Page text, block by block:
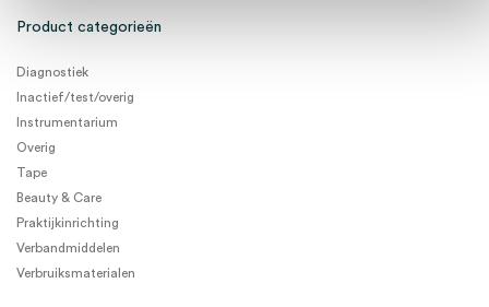
Product categorieën
Diagnostiek
Inactief/test/overig
Instrumentarium
Overig
Tape
Beauty & Care
Praktijkinrichting
Verbandmiddelen
Verbruiksmaterialen